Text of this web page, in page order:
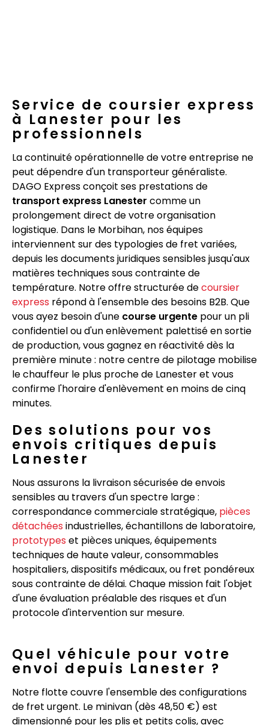
Service de coursier express
à Lanester pour les
professionnels
La continuité opérationnelle de votre entreprise ne
peut dépendre d'un transporteur généraliste.
DAGO Express conçoit ses prestations de
transport express Lanester comme un
prolongement direct de votre organisation
logistique. Dans le Morbihan, nos équipes
interviennent sur des typologies de fret variées,
depuis les documents juridiques sensibles jusqu'aux
matières techniques sous contrainte de
température. Notre offre structurée decoursier
express répond à l'ensemble des besoins B2B. Que
vous ayez besoin d'une course urgente pour un pli
confidentiel ou d'un enlèvement palettisé en sortie
de production, vous gagnez en réactivité dès la
première minute : notre centre de pilotage mobilise
le chauffeur le plus proche de Lanester et vous
confirme l'horaire d'enlèvement en moins de cinq
minutes.
Des solutions pour vos
envois critiques depuis
Lanester
Nous assurons la livraison sécurisée de envois
sensibles au travers d'un spectre large :
correspondance commerciale stratégique, pièces
détachées industrielles, échantillons de laboratoire,
prototypes et pièces uniques, équipements
techniques de haute valeur, consommables
hospitaliers, dispositifs médicaux, ou fret pondéreux
sous contrainte de délai. Chaque mission fait l'objet
d'une évaluation préalable des risques et d'un
protocole d'intervention sur mesure.
Quel véhicule pour votre
envoi depuis Lanester ?
Notre flotte couvre l'ensemble des configurations
de fret urgent. Le minivan (dès 48,50 €) est
dimensionné pour les plis et petits colis, avec